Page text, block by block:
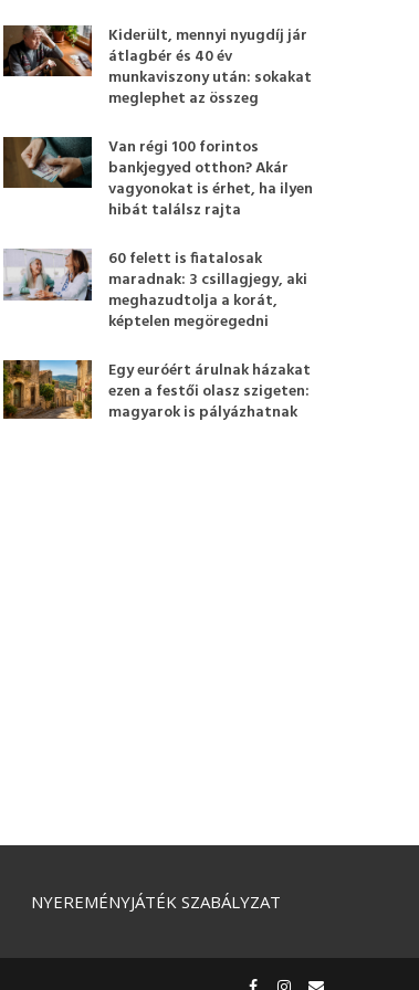
Kiderült, mennyi nyugdíj jár
átlagbér és 40 év
munkaviszony után: sokakat
meglephet az összeg
Van régi 100 forintos
bankjegyed otthon? Akár
vagyonokat is érhet, ha ilyen
hibát találsz rajta
60 felett is fiatalosak
maradnak: 3 csillagjegy, aki
meghazudtolja a korát,
képtelen megöregedni
Egy euróért árulnak házakat
ezen a festői olasz szigeten:
magyarok is pályázhatnak
NYEREMÉNYJÁTÉK SZABÁLYZAT